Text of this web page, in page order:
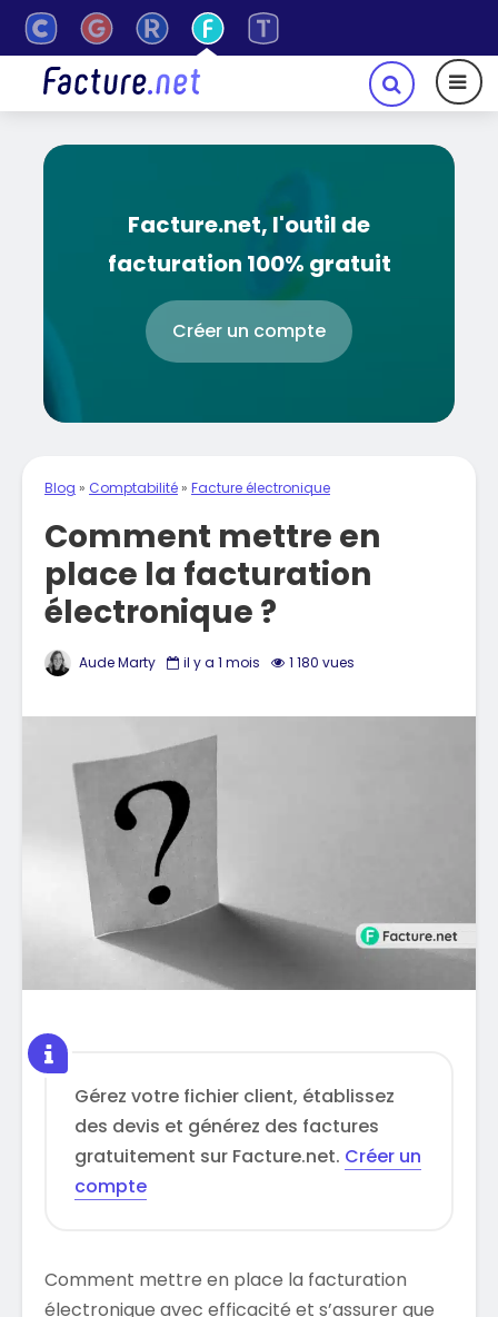
Facture.net, l'outil de
facturation 100% gratuit
Créer un compte
Blog » Comptabilité » Facture électronique
Comment mettre en
place la facturation
électronique ?
Aude Marty il y a 1 mois 1 180 vues
Gérez votre fichier client, établissez
des devis et générez des factures
gratuitement sur Facture.net. Créer un
compte
Comment mettre en place la facturation
électronique avec efficacité et s’assurer que